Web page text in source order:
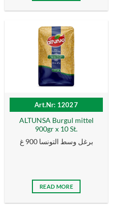
Art.Nr: 12027
ALTUNSA Burgul mittel
900gr x 10 St.
برغل وسط التونسا 900 غ
READ MORE